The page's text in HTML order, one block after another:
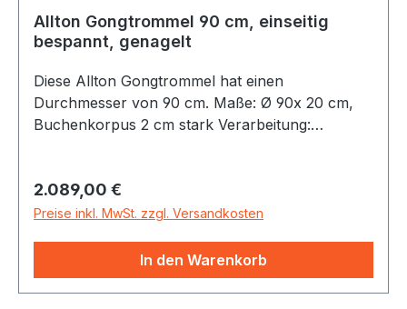
Allton Gongtrommel 90 cm, einseitig
bespannt, genagelt
Diese Allton Gongtrommel hat einen
Durchmesser von 90 cm. Maße: Ø 90x 20 cm,
Buchenkorpus 2 cm stark Verarbeitung:
Aufbauanleitung. Alle Gongtrommeln werden in
unserer Werkstatt aus Buchenholz
bespannt. Dieser Korpus kann ohne Beine
verwendet werden: Als Gongtrommel
aufgehängt an einem Gongständer, senkrecht
Regulärer Preis:
2.089,00 €
Preise inkl. MwSt. zzgl. Versandkosten
In den Warenkorb